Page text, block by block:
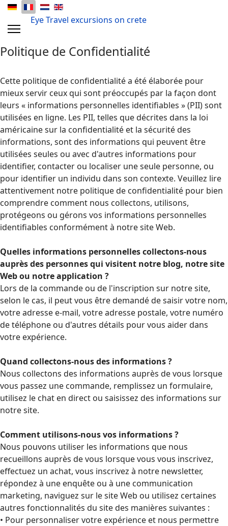
Eye Travel excursions on crete
Politique de Confidentialité
Cette politique de confidentialité a été élaborée pour
mieux servir ceux qui sont préoccupés par la façon dont
leurs « informations personnelles identifiables » (PII) sont
utilisées en ligne. Les PII, telles que décrites dans la loi
américaine sur la confidentialité et la sécurité des
informations, sont des informations qui peuvent être
utilisées seules ou avec d'autres informations pour
identifier, contacter ou localiser une seule personne, ou
pour identifier un individu dans son contexte. Veuillez lire
attentivement notre politique de confidentialité pour bien
comprendre comment nous collectons, utilisons,
protégeons ou gérons vos informations personnelles
identifiables conformément à notre site Web.
Quelles informations personnelles collectons-nous
auprès des personnes qui visitent notre blog, notre site
Web ou notre application ?
Lors de la commande ou de l'inscription sur notre site,
selon le cas, il peut vous être demandé de saisir votre nom,
votre adresse e-mail, votre adresse postale, votre numéro
de téléphone ou d'autres détails pour vous aider dans
votre expérience.
Quand collectons-nous des informations ?
Nous collectons des informations auprès de vous lorsque
vous passez une commande, remplissez un formulaire,
utilisez le chat en direct ou saisissez des informations sur
notre site.
Comment utilisons-nous vos informations ?
Nous pouvons utiliser les informations que nous
recueillons auprès de vous lorsque vous vous inscrivez,
effectuez un achat, vous inscrivez à notre newsletter,
répondez à une enquête ou à une communication
marketing, naviguez sur le site Web ou utilisez certaines
autres fonctionnalités du site des manières suivantes :
• Pour personnaliser votre expérience et nous permettre